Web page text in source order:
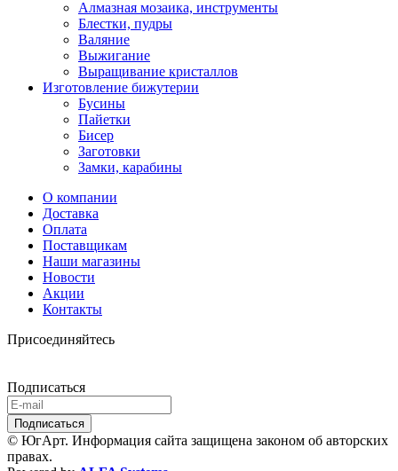
Алмазная мозаика, инструменты
Блестки, пудры
Валяние
Выжигание
Выращивание кристаллов
Изготовление бижутерии
Бусины
Пайетки
Бисер
Заготовки
Замки, карабины
О компании
Доставка
Оплата
Поставщикам
Наши магазины
Новости
Акции
Контакты
Присоединяйтесь
Подписаться
© ЮгАрт. Информация сайта защищена законом об авторских
правах.